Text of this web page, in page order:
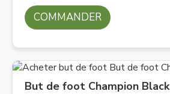
COMMANDER
But de foot Champion Black